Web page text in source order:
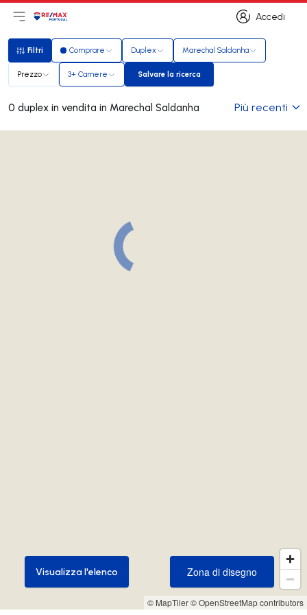
Accedi
Accedi
Apri il menu principale
LogoVai alla homepage
Filtri
Filtri Comprare Duplex Marechal Saldanha
Prezzo 3+ Camere Salvare la ricerca
Salvare la ricerca
0 duplex in vendita in Marechal Saldanha Più recenti
© MapTiler© OpenStreetMap contributors
Zona di disegno
Zona di disegno
Visualizza l'elenco
Visualizza l'elenco